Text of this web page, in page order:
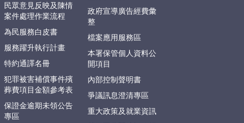
民眾意見反映及陳情
案件處理作業流程
為民服務白皮書
服務躍升執行計畫
特約通譯名冊
犯罪被害補償事件殯
葬費項目金額參考表
保證金逾期未領公告
專區
政府宣導廣告經費彙
整
檔案應用服務區
本署保管個人資料公
開項目
內部控制聲明書
爭議訊息澄清專區
重大政策及就業資訊